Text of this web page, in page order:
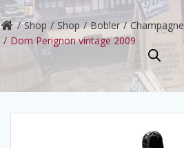
Shop Shop Bobler
Champagne
Dom Perignon vintage 2009